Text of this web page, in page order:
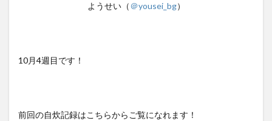
ようせい（ ＠yousei_bg）
10月4週目です！
前回の自炊記録はこちらからご覧になれます！